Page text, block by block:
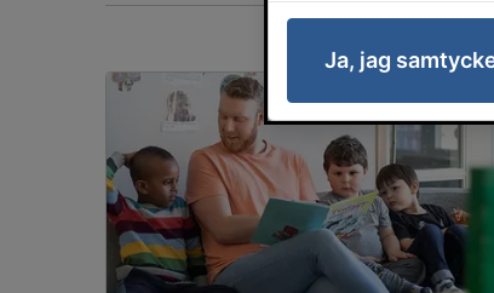
Ja, jag